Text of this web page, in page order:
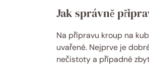
Jak správně
Na přípravu kroup na
uvařené. Nejprve je
nečistoty a případné